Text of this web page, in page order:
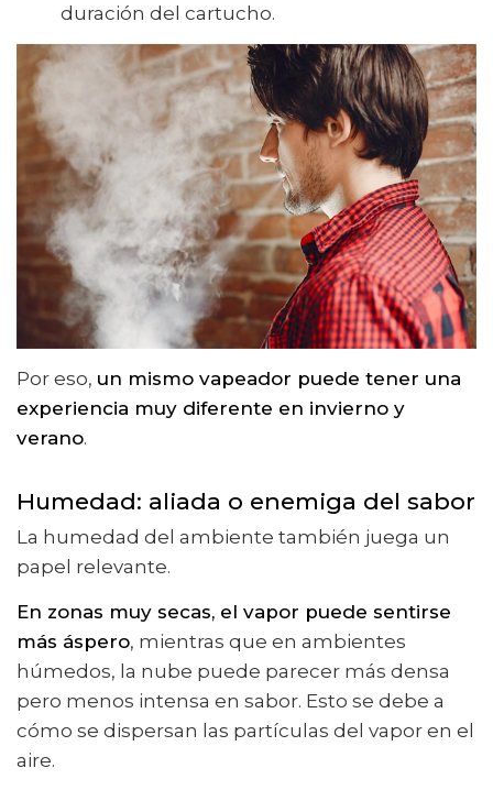
duración del cartucho.
Por eso, un mismo vapeador puede tener una
experiencia muy diferente en invierno y
verano.
Humedad: aliada o enemiga del sabor
La humedad del ambiente también juega un
papel relevante.
En zonas muy secas, el vapor puede sentirse
más áspero, mientras que en ambientes
húmedos, la nube puede parecer más densa
pero menos intensa en sabor. Esto se debe a
cómo se dispersan las partículas del vapor en el
aire.